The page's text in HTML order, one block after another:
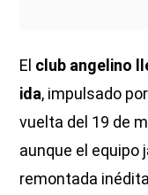
El club angelino
ida, impulsado
vuelta del 19 de
aunque el equipo
remontada